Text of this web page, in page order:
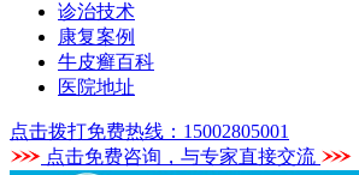
诊治技术
康复案例
牛皮癣百科
医院地址
点击拨打免费热线：15002805001
点击免费咨询，与专家直接交流